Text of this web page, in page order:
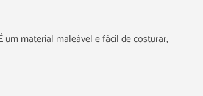
um material maleável e fácil de costurar,